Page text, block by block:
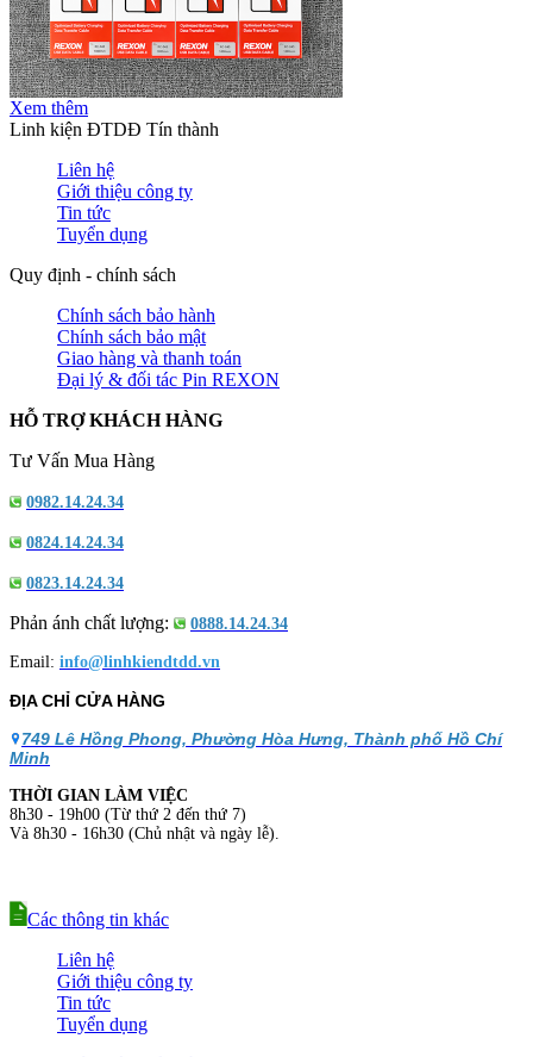
Xem thêm
Linh kiện ĐTDĐ Tín thành
Liên hệ
Giới thiệu công ty
Tin tức
Tuyển dụng
Quy định - chính sách
Chính sách bảo hành
Chính sách bảo mật
Giao hàng và thanh toán
Đại lý & đối tác Pin REXON
HỖ TRỢ KHÁCH HÀNG
Tư Vấn Mua Hàng
0982.14.24.34
0824.14.24.34
0823.14.24.34
Phản ánh chất lượng: 0888.14.24.34
Email: info@linhkiendtdd.vn
ĐỊA CHỈ CỬA HÀNG
749 Lê Hồng Phong, Phường Hòa Hưng, Thành phố Hồ Chí
Minh
THỜI GIAN LÀM VIỆC
8h30 - 19h00 (Từ thứ 2 đến thứ 7)
Và 8h30 - 16h30 (Chủ nhật và ngày lễ).
Các thông tin khác
Liên hệ
Giới thiệu công ty
Tin tức
Tuyển dụng